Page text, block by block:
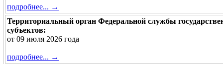
подробнее... →
Территориальный орган Федеральной службы
субъектов:
от 09 июля 2026 года
подробнее... →